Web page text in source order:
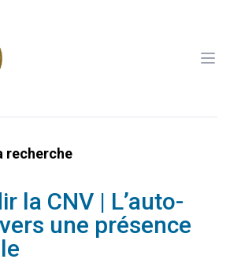
recherche
la CNV | L’auto-
une présence